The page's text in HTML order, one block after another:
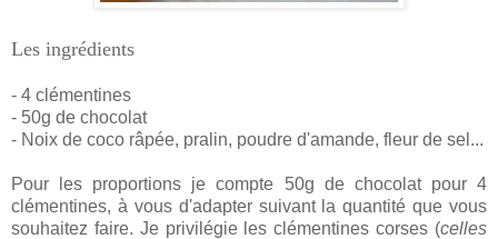
Les ingrédients
- 4 clémentines
- 50g de chocolat
- Noix de coco râpée, pralin, poudre d'amande, fleur de sel...
Pour les proportions je compte 50g de chocolat pour 4
clémentines, à vous d'adapter suivant la quantité que vous
souhaitez faire. Je privilégie les clémentines corses (celles